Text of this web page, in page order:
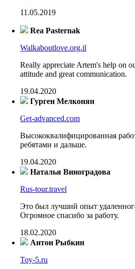
11.05.2019
Rea Pasternak
Walkaboutlove.org.il
Really appreciate Artem's help on
attitude and great communication.
19.04.2020
Гурген Мелконян
Get-advanced.com
Высококвалифицированная
ребятами и дальше.
19.04.2020
Наталья Виноградова
Rus-tour.travel
Это был лучший опыт
Огромное спасибо за работу.
18.02.2020
Антон Рыбкин
Toy-5.ru